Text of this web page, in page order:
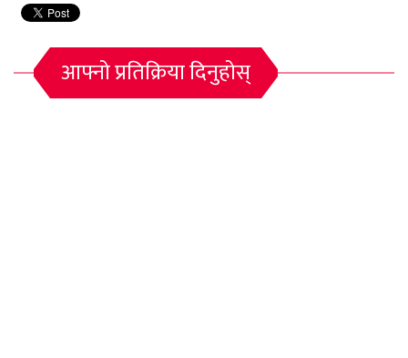
आफ्नो प्रतिक्रिया दिनुहोस्